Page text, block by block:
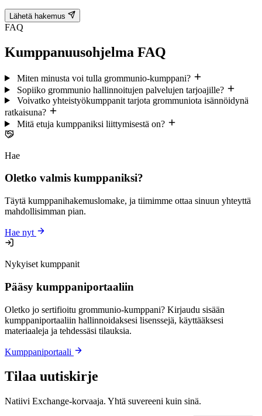
Lähetä hakemus
FAQ
Kumppanuusohjelma FAQ
Miten minusta voi tulla grommunio-kumppani?
Sopiiko grommunio hallinnoitujen palvelujen tarjoajille?
Voivatko yhteistyökumppanit tarjota grommuniota isännöidynä
ratkaisuna?
Mitä etuja kumppaniksi liittymisestä on?
Hae
Oletko valmis kumppaniksi?
Täytä kumppanihakemuslomake, ja tiimimme ottaa sinuun yhteyttä
mahdollisimman pian.
Hae nyt
Nykyiset kumppanit
Pääsy kumppaniportaaliin
Oletko jo sertifioitu grommunio-kumppani? Kirjaudu sisään
kumppaniportaaliin hallinnoidaksesi lisenssejä, käyttääksesi
materiaaleja ja tehdessäsi tilauksia.
Kumppaniportaali
Tilaa uutiskirje
Natiivi Exchange-korvaaja. Yhtä suvereeni kuin sinä.